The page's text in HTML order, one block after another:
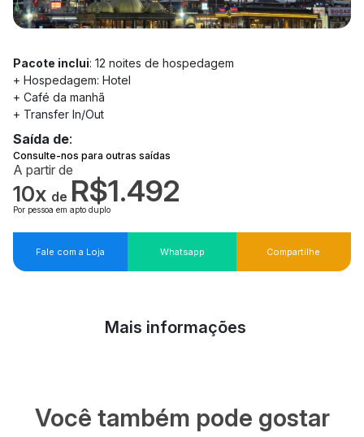
Pacote inclui: 12 noites de hospedagem
+ Hospedagem: Hotel
+ Café da manhã
+ Transfer In/Out
Saída de:
Consulte-nos para outras saídas
A partir de
10x de R$1.492
Por pessoa em apto duplo
Fale com a Loja Whatsapp Compartilhe
Mais informações
Você também pode gostar